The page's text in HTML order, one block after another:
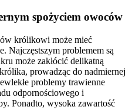
spożyciem owoców
królikowi może mieć
Najczęstszym problemem są
może zakłócić delikatną
prowadząc do nadmiernej
problemy trawienne
odpornościowego i
Ponadto, wysoka zawartość